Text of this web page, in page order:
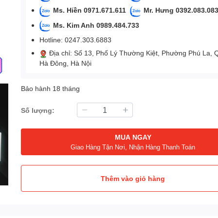
Ms. Hiền 0971.671.611
Mr. Hưng
Ms. Kim Anh 0989.484.733
Hotline: 0247.303.6883
Địa chỉ: Số 13, Phố Lý Thường Kiệt, Phường Phú La,
Hà Đông, Hà Nội
Bảo hành 18 tháng
Số lượng:
MUA NGAY
Giao Hàng Tận Nơi, Nhận Hàng Thanh Toán
Thêm vào giỏ hàng